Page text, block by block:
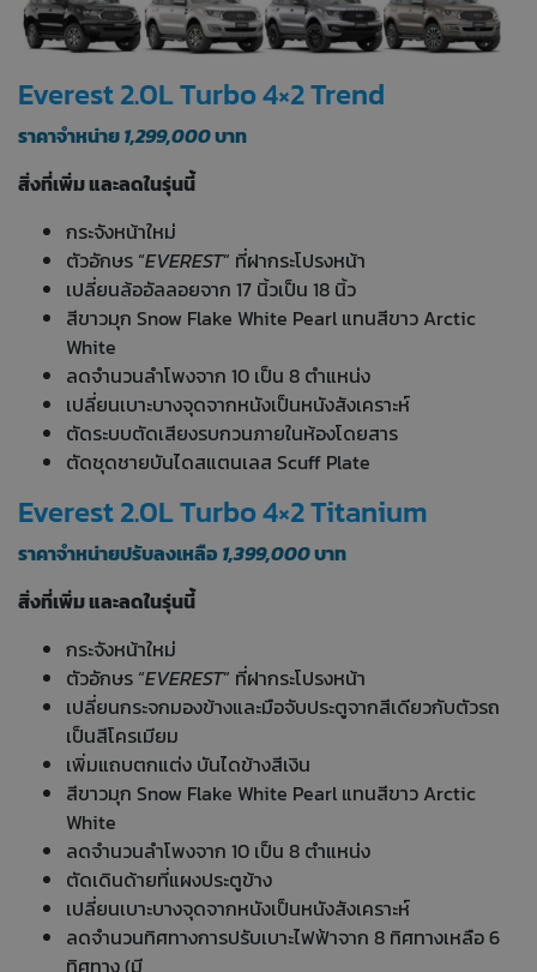
Everest 2.0L Turbo 4×2 Trend
ราคาจำหน่าย1,299,000บาท
สิ่งที่เพิ่ม และลดในรุ่นนี้
กระจังหน้าใหม่
ตัวอักษร “EVEREST” ที่ฝากระโปรงหน้า
เปลี่ยนล้ออัลลอยจาก 17 นิ้วเป็น 18 นิ้ว
สีขาวมุก Snow Flake White Pearl แทนสีขาว Arctic
White
ลดจำนวนลำโพงจาก 10 เป็น 8 ตำแหน่ง
เปลี่ยนเบาะบางจุดจากหนังเป็นหนังสังเคราะห์
ตัดระบบตัดเสียงรบกวนภายในห้องโดยสาร
ตัดชุดชายบันไดสแตนเลส Scuff Plate
Everest 2.0L Turbo 4×2 Titanium
ราคาจำหน่ายปรับลงเหลือ 1,399,000บาท
สิ่งที่เพิ่ม และลดในรุ่นนี้
กระจังหน้าใหม่
ตัวอักษร “EVEREST” ที่ฝากระโปรงหน้า
เปลี่ยนกระจกมองข้างและมือจับประตูจากสีเดียวกับตัวรถ
เป็นสีโครเมียม
เพิ่มแถบตกแต่ง บันไดข้างสีเงิน
สีขาวมุก Snow Flake White Pearl แทนสีขาว Arctic
White
ลดจำนวนลำโพงจาก 10 เป็น 8 ตำแหน่ง
ตัดเดินด้ายที่แผงประตูข้าง
เปลี่ยนเบาะบางจุดจากหนังเป็นหนังสังเคราะห์
ลดจำนวนทิศทางการปรับเบาะไฟฟ้าจาก 8 ทิศทางเหลือ 6
ทิศทาง (มี